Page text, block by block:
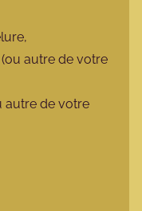
autre de votre
autre de votre